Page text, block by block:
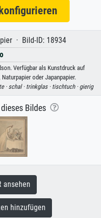
· Bild-ID: 18934
Verfügbar als Kunstdruck auf
oder Japanpapier.
·schal · trinkglas · tischtuch · gierig
Bildes
ansehen
hinzufügen